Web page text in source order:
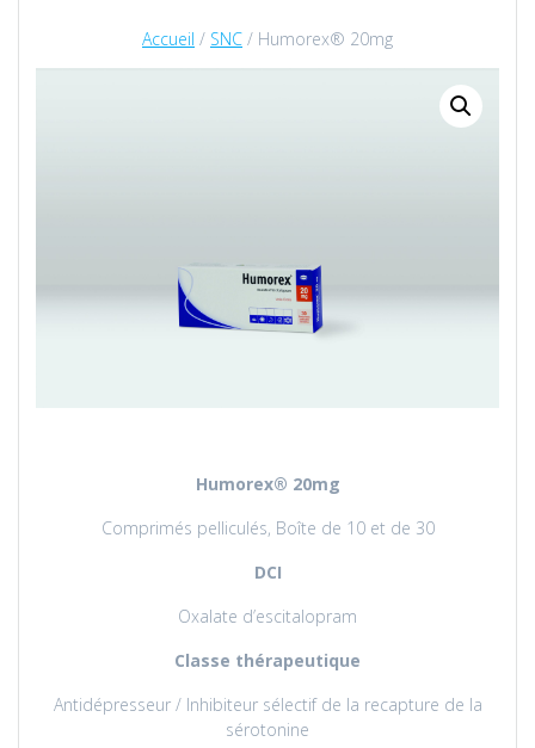
Accueil / SNC / Humorex® 20mg
Humorex® 20mg
Comprimés pelliculés, Boîte de 10 et de 30
DCI
Oxalate d’escitalopram
Classe thérapeutique
Antidépresseur / Inhibiteur sélectif de la recapture de la
sérotonine